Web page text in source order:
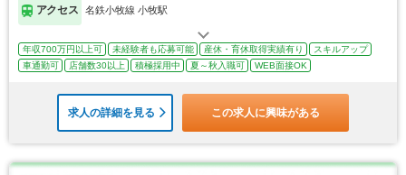
アクセス 名鉄小牧線 小牧駅
年収700万円以上可 未経験者も応募可能 産休・育休取得実績有り
スキルアップ
車通勤可
店舗数30以上 積極採用中 夏～秋入職可 WEB面接OK
求人の詳細を見る この求人に興味がある